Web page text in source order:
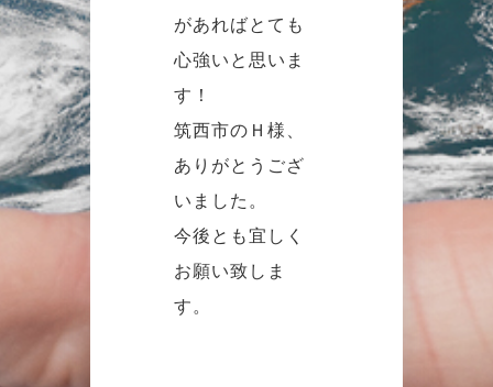
があればとても
心強いと思いま
す！
筑西市のＨ様、
ありがとうござ
いました。
今後とも宜しく
お願い致しま
す。